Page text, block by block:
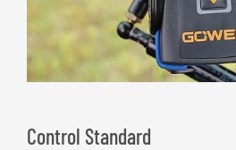
Control Standard